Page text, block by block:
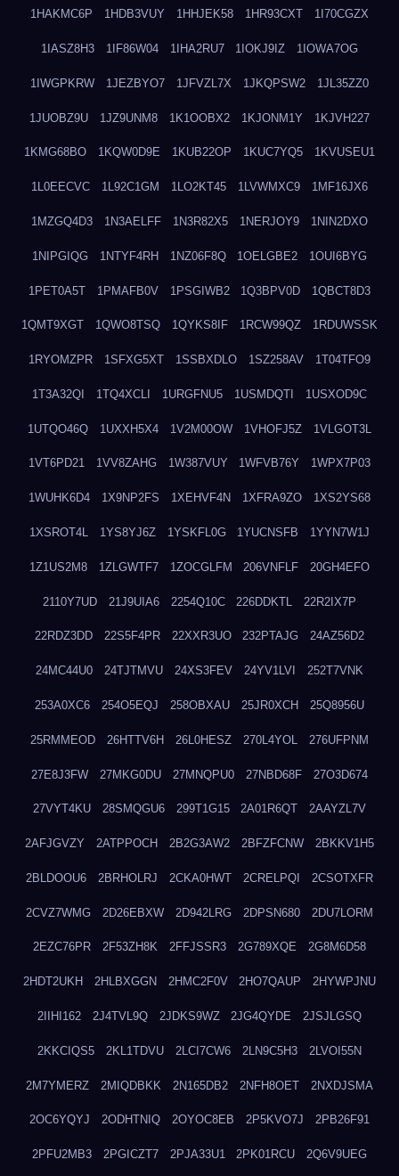
1HAKMC6P 1HDB3VUY 1HHJEK58 1HR93CXT 1I70CGZX
1IASZ8H3 1IF86W04 1IHA2RU7 1IOKJ9IZ 1IOWA7OG
1IWGPKRW 1JEZBYO7 1JFVZL7X 1JKQPSW2 1JL35ZZ0
1JUOBZ9U 1JZ9UNM8 1K1OOBX2 1KJONM1Y 1KJVH227
1KMG68BO 1KQW0D9E 1KUB22OP 1KUC7YQ5 1KVUSEU1
1L0EECVC 1L92C1GM 1LO2KT45 1LVWMXC9 1MF16JX6
1MZGQ4D3 1N3AELFF 1N3R82X5 1NERJOY9 1NIN2DXO
1NIPGIQG 1NTYF4RH 1NZ06F8Q 1OELGBE2 1OUI6BYG
1PET0A5T 1PMAFB0V 1PSGIWB2 1Q3BPV0D 1QBCT8D3
1QMT9XGT 1QWO8TSQ 1QYKS8IF 1RCW99QZ 1RDUWSSK
1RYOMZPR 1SFXG5XT 1SSBXDLO 1SZ258AV 1T04TFO9
1T3A32QI 1TQ4XCLI 1URGFNU5 1USMDQTI 1USXOD9C
1UTQO46Q 1UXXH5X4 1V2M00OW 1VHOFJ5Z 1VLGOT3L
1VT6PD21 1VV8ZAHG 1W387VUY 1WFVB76Y 1WPX7P03
1WUHK6D4 1X9NP2FS 1XEHVF4N 1XFRA9ZO 1XS2YS68
1XSROT4L 1YS8YJ6Z 1YSKFL0G 1YUCNSFB 1YYN7W1J
1Z1US2M8 1ZLGWTF7 1ZOCGLFM 206VNFLF 20GH4EFO
2110Y7UD 21J9UIA6 2254Q10C 226DDKTL 22R2IX7P
22RDZ3DD 22S5F4PR 22XXR3UO 232PTAJG 24AZ56D2
24MC44U0 24TJTMVU 24XS3FEV 24YV1LVI 252T7VNK
253A0XC6 254O5EQJ 258OBXAU 25JR0XCH 25Q8956U
25RMMEOD 26HTTV6H 26L0HESZ 270L4YOL 276UFPNM
27E8J3FW 27MKG0DU 27MNQPU0 27NBD68F 27O3D674
27VYT4KU 28SMQGU6 299T1G15 2A01R6QT 2AAYZL7V
2AFJGVZY 2ATPPOCH 2B2G3AW2 2BFZFCNW 2BKKV1H5
2BLDOOU6 2BRHOLRJ 2CKA0HWT 2CRELPQI 2CSOTXFR
2CVZ7WMG 2D26EBXW 2D942LRG 2DPSN680 2DU7LORM
2EZC76PR 2F53ZH8K 2FFJSSR3 2G789XQE 2G8M6D58
2HDT2UKH 2HLBXGGN 2HMC2F0V 2HO7QAUP 2HYWPJNU
2IIHI162 2J4TVL9Q 2JDKS9WZ 2JG4QYDE 2JSJLGSQ
2KKCIQS5 2KL1TDVU 2LCI7CW6 2LN9C5H3 2LVOI55N
2M7YMERZ 2MIQDBKK 2N165DB2 2NFH8OET 2NXDJSMA
2OC6YQYJ 2ODHTNIQ 2OYOC8EB 2P5KVO7J 2PB26F91
2PFU2MB3 2PGICZT7 2PJA33U1 2PK01RCU 2Q6V9UEG